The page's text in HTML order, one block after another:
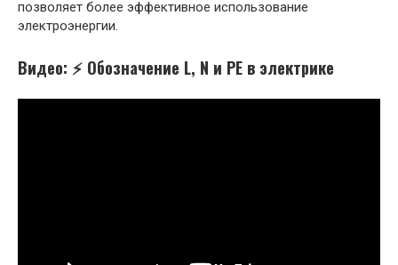
позволяет более эффективное использование
электроэнергии.
Видео: ⚡ Обозначение L, N и PE в электрике